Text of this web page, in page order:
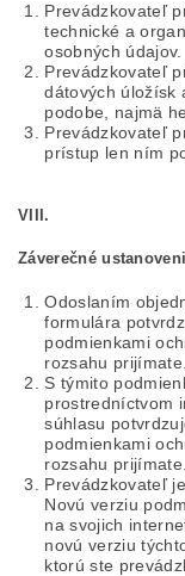
Prevádzkovateľ
technické a
osobných údajov.
Prevádzkovateľ
dátových úložísk
podobe, najmä
Prevádzkovateľ
prístup len ním
VIII.
Záverečné
Odoslaním
formulára
podmienkami
rozsahu prijímate.
S týmito
prostredníctvom
súhlasu
podmienkami
rozsahu prijímate.
Prevádzkovateľ
Novú verziu
na svojich
novú verziu
ktorú ste